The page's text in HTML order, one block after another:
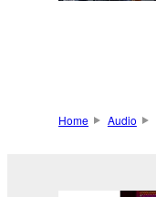
Home Audio